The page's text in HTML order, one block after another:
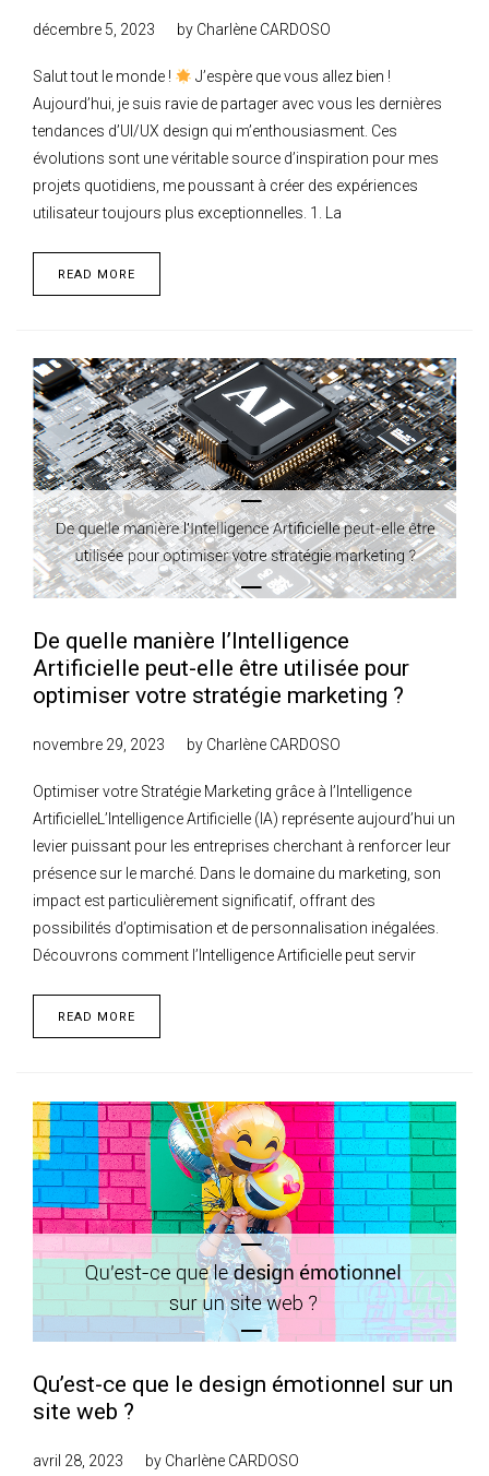
décembre 5, 2023 by Charlène CARDOSO
Salut tout le monde !
J’espère que vous allez bien !
Aujourd’hui, je suis ravie de partager avec vous les dernières
tendances d’UI/UX design qui m’enthousiasment. Ces
évolutions sont une véritable source d’inspiration pour mes
projets quotidiens, me poussant à créer des expériences
utilisateur toujours plus exceptionnelles. 1. La
READ MORE
De quelle manière l’Intelligence
Artificielle peut-elle être utilisée pour
optimiser votre stratégie marketing ?
novembre 29, 2023 by Charlène CARDOSO
Optimiser votre Stratégie Marketing grâce à l’Intelligence
ArtificielleL’Intelligence Artificielle (IA) représente aujourd’hui un
levier puissant pour les entreprises cherchant à renforcer leur
présence sur le marché. Dans le domaine du marketing, son
impact est particulièrement significatif, offrant des
possibilités d’optimisation et de personnalisation inégalées.
Découvrons comment l’Intelligence Artificielle peut servir
READ MORE
Qu’est-ce que le design émotionnel sur un
site web ?
avril 28, 2023 by Charlène CARDOSO